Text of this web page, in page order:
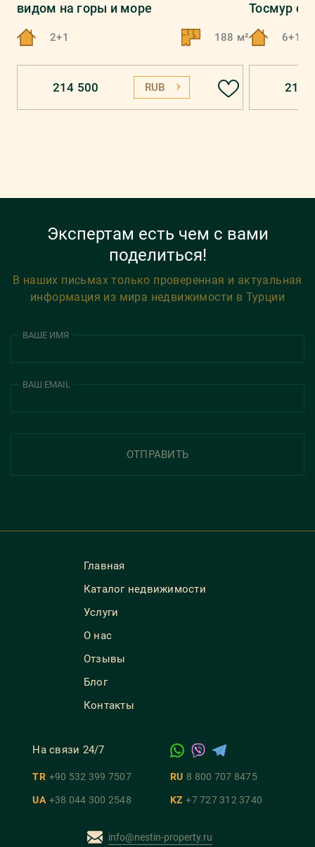
видом на горы и море
2+1 188 м²
214 500 RUB
Тосмур с
6+1
218
Экспертам есть чем с вами
поделиться!
В наших письмах только проверенная и актуальная
информация из мира недвижимости в Турции
ВАШЕ ИМЯ
ВАШ EMAIL
ОТПРАВИТЬ
Главная
Каталог недвижимости
Услуги
О нас
Отзывы
Блог
Контакты
На связи 24/7
TR +90 532 399 7507 RU 8 800 707 8475
UA +38 044 300 2548 KZ +7 727 312 3740
info@nestin-property.ru